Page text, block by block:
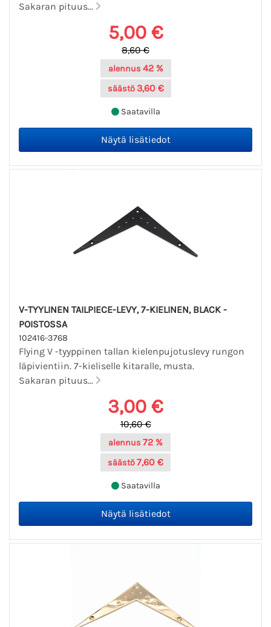
Sakaran pituus...
5,00 €
8,60 €
alennus 42 %
säästö 3,60 €
Saatavilla
V-TYYLINEN TAILPIECE-LEVY, 7-KIELINEN, BLACK -
POISTOSSA
102416-3768
Flying V -tyyppinen tallan kielenpujotuslevy rungon
läpivientiin. 7-kieliselle kitaralle, musta.
Sakaran pituus...
3,00 €
10,60 €
alennus72 %
säästö7,60 €
Saatavilla